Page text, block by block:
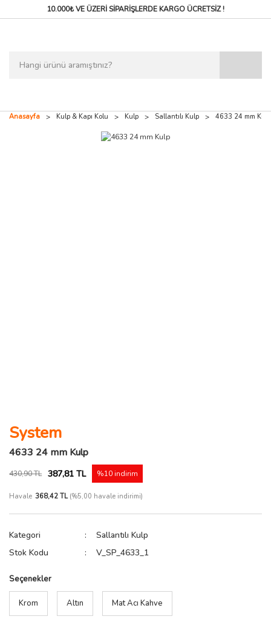
10.000₺ VE ÜZERİ SİPARİŞLERDEKARGO ÜCRETSİZ !
Anasayfa Kulp & Kapı Kolu Kulp Sallantılı Kulp 4633 24 mm Kulp
System
4633 24 mm Kulp
430,90 TL 387,81 TL %10 indirim
Havale 368,42 TL(%5,00 havale indirimi)
Kategori
Sallantılı Kulp
Stok Kodu
V_SP_4633_1
Seçenekler
Krom Altın Mat Acı Kahve